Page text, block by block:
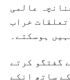
عالمی
خراب
ہوسکتے۔
گفتگو کرتے
ساتھ انکے